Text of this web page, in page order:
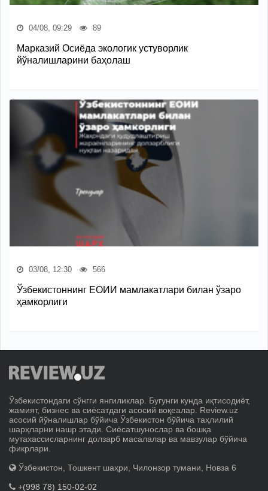
04/08, 09:29 89
Марказий Осиёда экологик устуворлик
йўналишларини баҳолаш
03/08, 12:30 566
Ўзбекистоннинг ЕОИИ мамлакатлари билан ўзаро
ҳамкорлиги
Ўзбекистондаги сўнгги янгиликлар. Бугунги кунда иқтисодиёт,
жамият, бизнес ва сиёсатдаги асосий воқеалар. Review.uz
асосий йўналишлар бўйича Ўзбекистон бўйича таҳлилий
шарҳларни нашр этади. Сиёсатшунослар ва бошқа
мутахассисларнинг долзарб масалалар ва мавзулар бўйича
фикрлари.
Ўзбекистон, Тошкент шаҳри, Чилонзор тумани, Новза 6
+(998 78) 150-02-02